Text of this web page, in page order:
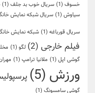
خسوف (1) سریال خوب بد جلف (1)
سیاوش (1) سریال شبکه نمایش
سریال قورباغه (1) شبکه نمایش
فیلم خارجی (2) لگو (1)
گوشی اپل (1) ملانیا ترامپ (1)
ورزش (5)
گوشی سامسونگ (1)